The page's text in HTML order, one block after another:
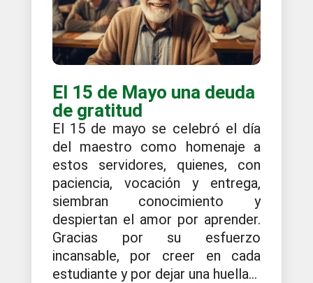
El 15 de Mayo una deuda
de gratitud
El 15 de mayo se celebró el día
del maestro como homenaje a
estos servidores, quienes, con
paciencia, vocación y entrega,
siembran conocimiento y
despiertan el amor por aprender.
Gracias por su esfuerzo
incansable, por creer en cada
estudiante y por dejar una huella...